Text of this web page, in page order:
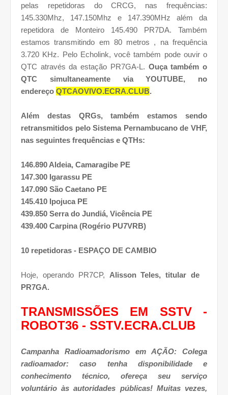
pelas repetidoras do CRCG, nas frequências:
145.330Mhz, 147.150Mhz e 147.390MHz além da
repetidora de Monteiro 145.490 PR7DA. Também
estamos transmitindo em 80 metros , na frequência
3.720 KHz. Pelo Echolink, você também pode ouvir o
QTC através da estação PR7GA-L. Ouça também o
QTC simultaneamente via YOUTUBE, no
endereço QTCAOVIVO.ECRA.CLUB.
Além destas QRGs, também estamos sendo
retransmitidos pelo Sistema Pernambucano de VHF,
nas seguintes frequências e QTHs:
146.890 Aldeia, Camaragibe PE
147.300 Igarassu PE
147.090 São Caetano PE
145.410 Ipojuca PE
439.850 Serra do Jundiá, Vicência PE
439.400 Carpina (Rogério PU7VRB)
10 repetidoras - ESPAÇO DE CAMBIO
Hoje, operando PR7CP, Alisson Teles, titular de
PR7GA.
TRANSMISSÕES EM SSTV -
ROBOT36 - SSTV.ECRA.CLUB
Campanha Radioamadorismo em AÇÃO: Colega
radioamador: caso tenha disponibilidade e
conhecimento técnico, ofereça seu serviço
voluntário às autoridades públicas! Muitas vezes,